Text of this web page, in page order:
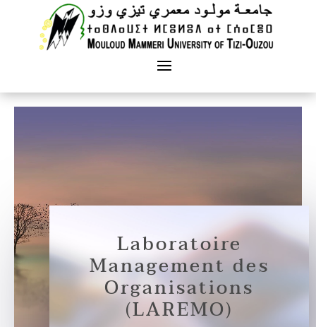
Laboratoire
Management des
Organisations
(LAREMO)